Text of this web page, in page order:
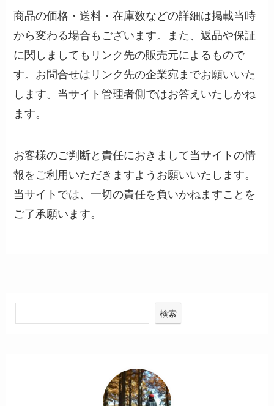
商品の価格・送料・在庫数などの詳細は掲載当時
から変わる場合もございます。また、返品や保証
に関しましてもリンク先の販売元によるもので
す。お問合せはリンク先の企業宛までお願いいた
します。当サイト管理者側ではお答えいたしかね
ます。
お客様のご判断と責任におきまして当サイトの情
報をご利用いただきますようお願いいたします。
当サイトでは、一切の責任を負いかねますことを
ご了承願います。
検索